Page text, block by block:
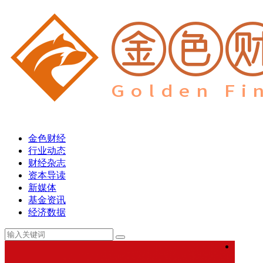
金色财经
行业动态
财经杂志
资本导读
新媒体
基金资讯
经济数据